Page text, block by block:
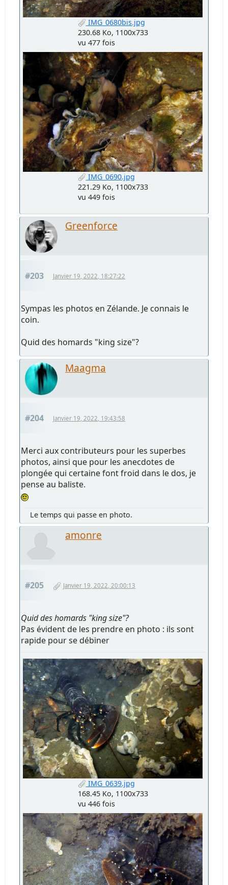
IMG_0680bis.jpg
230.68 Ko, 1100x733
vu 477 fois
IMG_0690.jpg
221.29 Ko, 1100x733
vu 449 fois
Greenforce
#203 Janvier 19, 2022, 18:27:22
Sympas les photos en Zélande. Je connais le
coin.
Quid des homards "king size"?
Maagma
#204 Janvier 19, 2022, 19:43:58
Merci aux contributeurs pour les superbes
photos, ainsi que pour les anecdotes de
plongée qui certaine font froid dans le dos, je
pense au baliste.
Le temps qui passe en photo.
amonre
#205 Janvier 19, 2022, 20:00:13
Quid des homards "king size"?
Pas évident de les prendre en photo : ils sont
rapide pour se débiner
IMG_0639.jpg
168.45 Ko, 1100x733
vu 446 fois